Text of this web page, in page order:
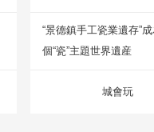
“景德鎮手工瓷業遺存”
個“瓷”主題世界遺産
城會玩